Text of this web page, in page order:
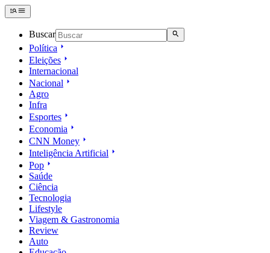
Buscar
Política
Eleições
Internacional
Nacional
Agro
Infra
Esportes
Economia
CNN Money
Inteligência Artificial
Pop
Saúde
Ciência
Tecnologia
Lifestyle
Viagem & Gastronomia
Review
Auto